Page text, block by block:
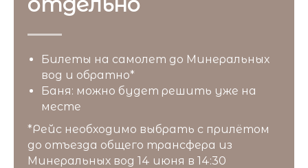
Билеты на самолет до Минеральных
вод и обратно*
Баня: можно будет решить уже на
месте
*Рейс необходимо выбрать с прилётом
до отъезда общего трансфера из
Минеральных вод 14 июня в 14:30